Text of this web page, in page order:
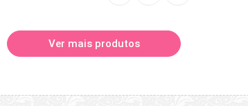
Ver mais produtos